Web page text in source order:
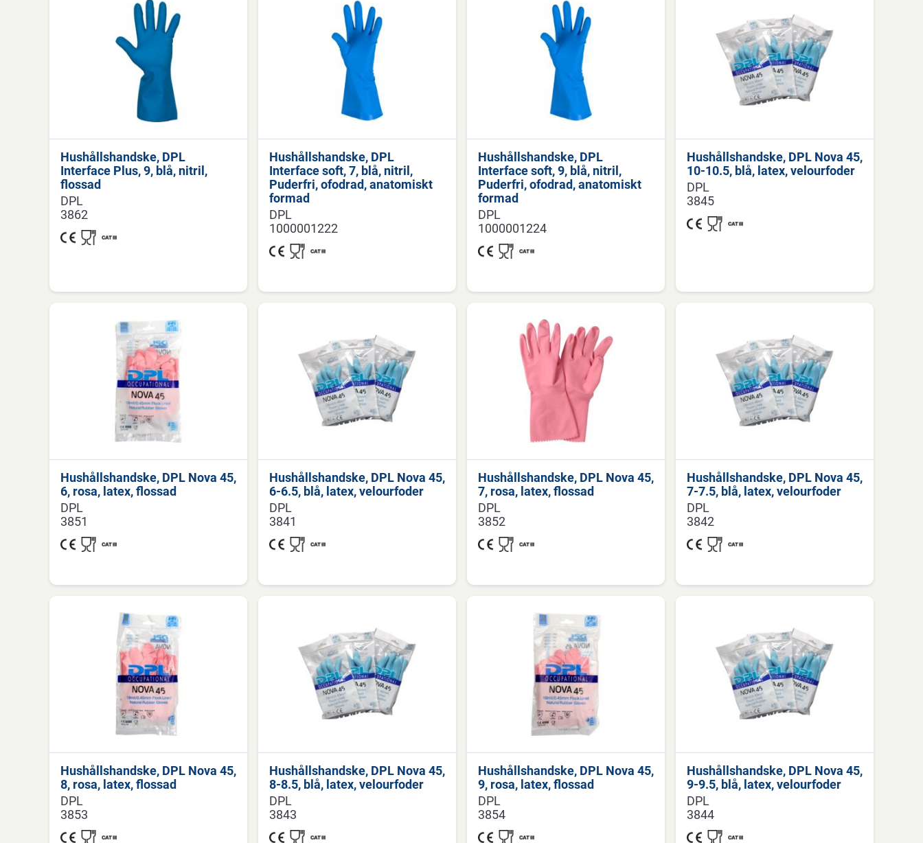
Hushållshandske, DPL
Interface Plus, 9, blå, nitril,
flossad
DPL
3862
Hushållshandske, DPL
Interface soft, 7, blå, nitril,
Puderfri, ofodrad, anatomiskt
formad
DPL
1000001222
Hushållshandske, DPL
Interface soft, 9, blå, nitril,
Puderfri, ofodrad, anatomiskt
formad
DPL
1000001224
Hushållshandske, DPL Nova 45,
10-10.5, blå, latex, velourfoder
DPL
3845
Hushållshandske, DPL Nova 45,
6, rosa, latex, flossad
DPL
3851
Hushållshandske, DPL Nova 45,
6-6.5, blå, latex, velourfoder
DPL
3841
Hushållshandske, DPL Nova 45,
7, rosa, latex, flossad
DPL
3852
Hushållshandske, DPL Nova 45,
7-7.5, blå, latex, velourfoder
DPL
3842
Hushållshandske, DPL Nova 45,
8, rosa, latex, flossad
DPL
3853
Hushållshandske, DPL Nova 45,
8-8.5, blå, latex, velourfoder
DPL
3843
Hushållshandske, DPL Nova 45,
9, rosa, latex, flossad
DPL
3854
Hushållshandske, DPL Nova 45,
9-9.5, blå, latex, velourfoder
DPL
3844